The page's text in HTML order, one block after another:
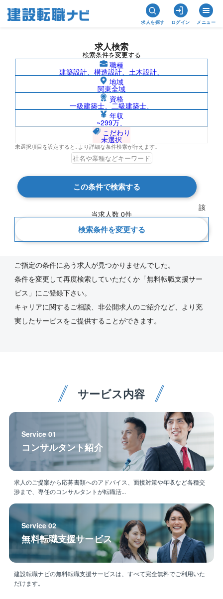
求人を探す ログイン メニュー
求人検索
検索条件を変更する
職種
建築設計、構造設計、土木設計、
地域
関東全域
資格
一級建築士、二級建築士、
年収
~299万、
こだわり
未選択
未選択項目を設定すると､より詳細な条件検索が行えます｡
この条件で検索する
該
当求人数 0件
検索条件を変更する
アフリカ/株式会社ザイマックスグループ
の求人検索結果一覧
新着順
ご指定の条件にあう求人が見つかりませんでした。
条件を変更して再度検索していただくか「無料転職支援サー
ビス」にご登録下さい。
キャリアに関するご相談、非公開求人のご紹介など、より充
実したサービスをご提供することができます。
サービス内容
Service 01
コンサルタント紹介
求人のご提案から応募書類へのアドバイス、面接対策や年収など各種交
渉まで、専任のコンサルタントが転職活...
Service 02
無料転職支援サービス
建設転職ナビの無料転職支援サービスは、すべて完全無料でご利用いた
だけます。